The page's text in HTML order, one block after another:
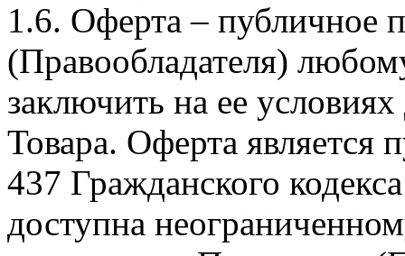
1.6. Оферта – публичное
(Правообладателя)
заключить на ее
Товара. Оферта является
437 Гражданского
доступна